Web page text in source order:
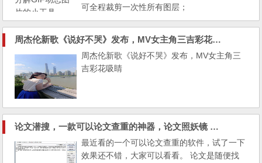
可全程裁剪一次性所有图层；
附带多种插件，调色/时长等等，
最良心的一款GIF动图图片软件！
周杰伦新歌《说好不哭》发布，MV女主角三吉彩花吸睛
周杰伦新歌《说好不哭》发布，MV女主角三
吉彩花吸睛
论文潜搜，一款可以论文查重的神器，论文照妖镜 V20190522
最近看的一个可以论文查重的软件，试了一下
效果还不错，大家可以看看。 论文是随便找